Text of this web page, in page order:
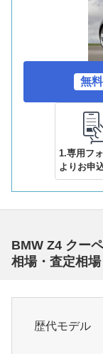
無料
1.専用フ
よりお申
BMW Z4 クー
相場・査定相場
歴代モデル